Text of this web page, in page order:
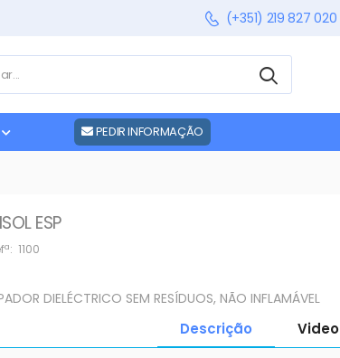
(+351) 219 827 020
PEDIR INFORMAÇÃO
ESP
1100
DIELÉCTRICO SEM RESÍDUOS, NÃO INFLAMÁVEL
Descrição Video